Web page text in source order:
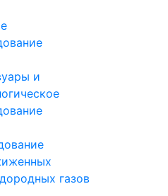
и
газов